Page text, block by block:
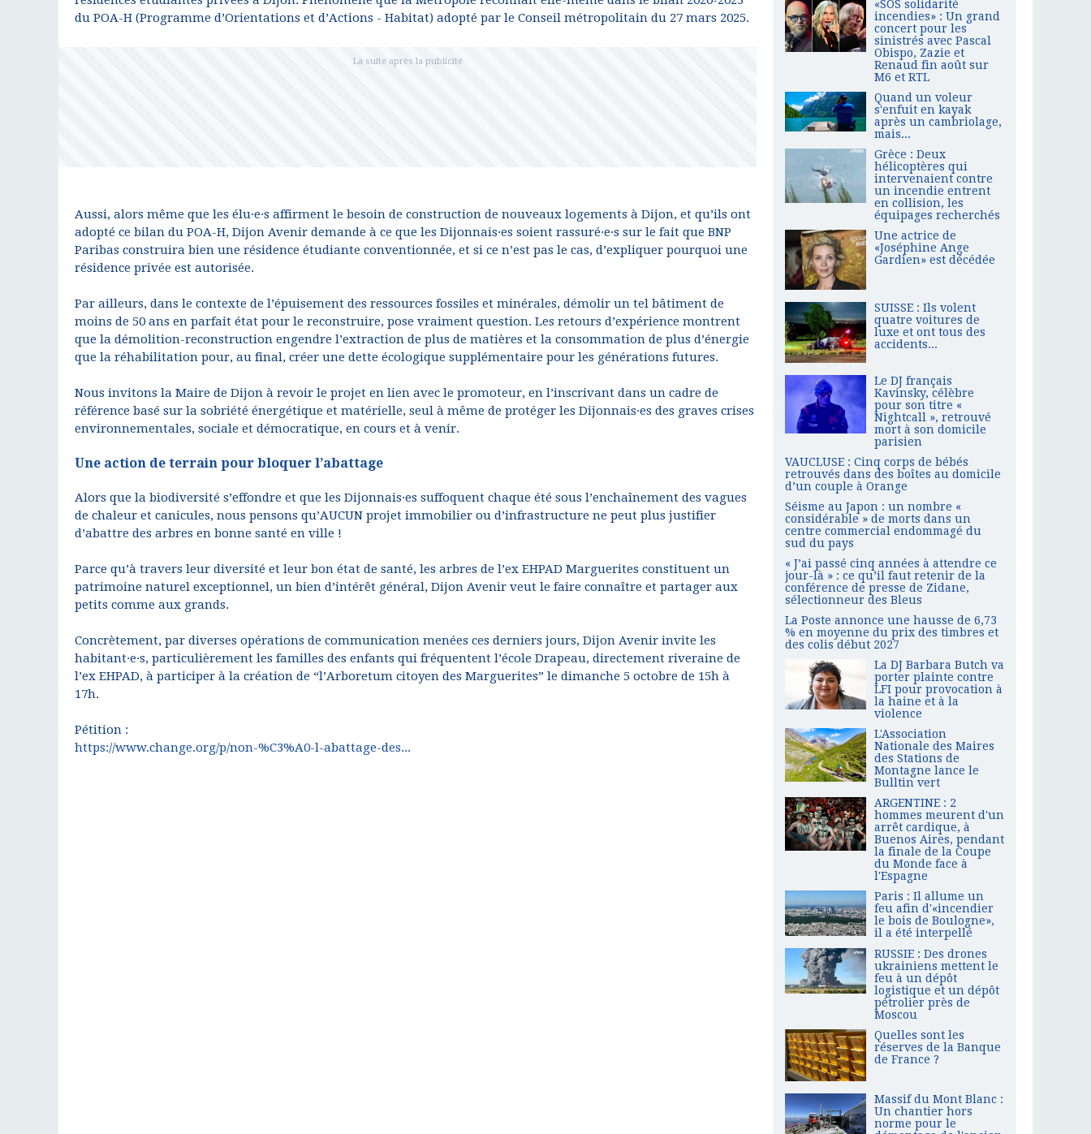
du POA-H (Programme d’Orientations et d’Actions - Habitat) adopté par le Conseil métropolitain du 27 mars 2025.
Aussi, alors même que les élu·e·s affirment le besoin de construction de nouveaux logements à Dijon, et qu’ils ont
adopté ce bilan du POA-H, Dijon Avenir demande à ce que les Dijonnais·es soient rassuré·e·s sur le fait que BNP
Paribas construira bien une résidence étudiante conventionnée, et si ce n’est pas le cas, d’expliquer pourquoi une
résidence privée est autorisée.
Par ailleurs, dans le contexte de l’épuisement des ressources fossiles et minérales, démolir un tel bâtiment de
moins de 50 ans en parfait état pour le reconstruire, pose vraiment question. Les retours d’expérience montrent
que la démolition-reconstruction engendre l’extraction de plus de matières et la consommation de plus d’énergie
que la réhabilitation pour, au final, créer une dette écologique supplémentaire pour les générations futures.
Nous invitons la Maire de Dijon à revoir le projet en lien avec le promoteur, en l’inscrivant dans un cadre de
référence basé sur la sobriété énergétique et matérielle, seul à même de protéger les Dijonnais·es des graves crises
environnementales, sociale et démocratique, en cours et à venir.
Une action de terrain pour bloquer l’abattage
Alors que la biodiversité s’effondre et que les Dijonnais·es suffoquent chaque été sous l’enchaînement des vagues
de chaleur et canicules, nous pensons qu’AUCUN projet immobilier ou d’infrastructure ne peut plus justifier
d’abattre des arbres en bonne santé en ville !
Parce qu’à travers leur diversité et leur bon état de santé, les arbres de l’ex EHPAD Marguerites constituent un
patrimoine naturel exceptionnel, un bien d’intérêt général, Dijon Avenir veut le faire connaître et partager aux
petits comme aux grands.
Concrètement, par diverses opérations de communication menées ces derniers jours, Dijon Avenir invite les
habitant·e·s, particulièrement les familles des enfants qui fréquentent l’école Drapeau, directement riveraine de
l’ex EHPAD, à participer à la création de “l’Arboretum citoyen des Marguerites” le dimanche 5 octobre de 15h à
17h.
Pétition :
https://www.change.org/p/non-%C3%A0-l-abattage-des...
«SOS solidarité
incendies» : Un grand
concert pour les
sinistrés avec Pascal
Obispo, Zazie et
Renaud fin août sur
M6 et RTL
Quand un voleur
s'enfuit en kayak
après un cambriolage,
mais...
Grèce : Deux
hélicoptères qui
intervenaient contre
un incendie entrent
en collision, les
équipages recherchés
Une actrice de
«Joséphine Ange
Gardien» est décédée
SUISSE : Ils volent
quatre voitures de
luxe et ont tous des
accidents...
Le DJ français
Kavinsky, célèbre
pour son titre «
Nightcall », retrouvé
mort à son domicile
parisien
VAUCLUSE : Cinq corps de bébés
retrouvés dans des boîtes au domicile
d’un couple à Orange
Séisme au Japon : un nombre «
considérable » de morts dans un
centre commercial endommagé du
sud du pays
« J’ai passé cinq années à attendre ce
jour-là » : ce qu’il faut retenir de la
conférence de presse de Zidane,
sélectionneur des Bleus
La Poste annonce une hausse de 6,73
% en moyenne du prix des timbres et
des colis début 2027
La DJ Barbara Butch va
porter plainte contre
LFI pour provocation à
la haine et à la
violence
L'Association
Nationale des Maires
des Stations de
Montagne lance le
Bulltin vert
ARGENTINE : 2
hommes meurent d'un
arrêt cardique, à
Buenos Aires, pendant
la finale de la Coupe
du Monde face à
l'Espagne
Paris : Il allume un
feu afin d'«incendier
le bois de Boulogne»,
il a été interpellé
RUSSIE : Des drones
ukrainiens mettent le
feu à un dépôt
logistique et un dépôt
pétrolier près de
Moscou
Quelles sont les
réserves de la Banque
de France ?
Massif du Mont Blanc :
Un chantier hors
norme pour le